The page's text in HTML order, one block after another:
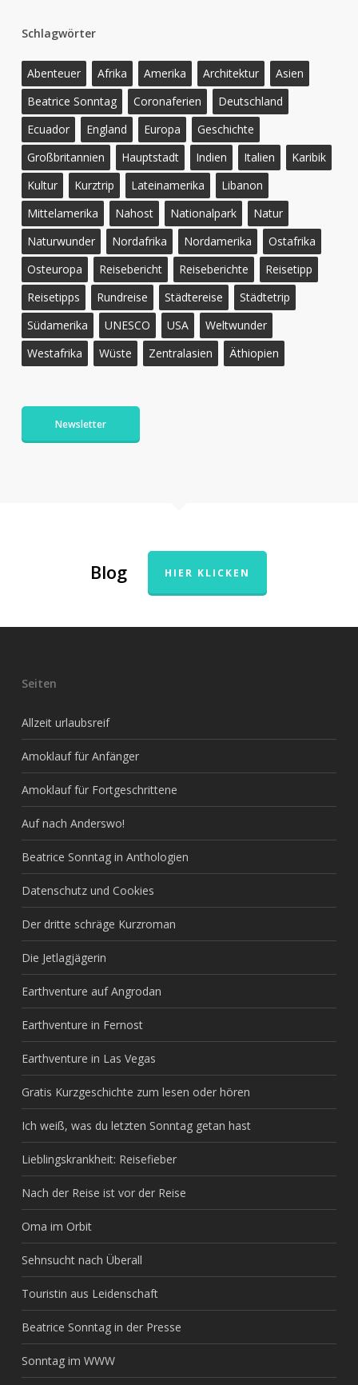
Schlagwörter
Abenteuer Afrika Amerika Architektur
Asien
Beatrice Sonntag
Coronaferien
Deutschland
Ecuador
England Europa
Geschichte
Großbritannien
Hauptstadt Indien Italien
Karibik
Kultur
Kurztrip Lateinamerika
Libanon
Mittelamerika
Nahost Nationalpark
Natur
Naturwunder
Nordafrika Nordamerika
Ostafrika
Osteuropa
Reisebericht Reiseberichte
Reisetipp
Reisetipps
Rundreise Städtereise
Städtetrip
Südamerika
UNESCO USA
Weltwunder
Westafrika
Wüste Zentralasien Äthiopien
Newsletter
Blog HIER KLICKEN
Seiten
Allzeit urlaubsreif
Amoklauf für Anfänger
Amoklauf für Fortgeschrittene
Auf nach Anderswo!
Beatrice Sonntag in Anthologien
Datenschutz und Cookies
Der dritte schräge Kurzroman
Die Jetlagjägerin
Earthventure auf Angrodan
Earthventure in Fernost
Earthventure in Las Vegas
Gratis Kurzgeschichte zum lesen oder hören
Ich weiß, was du letzten Sonntag getan hast
Lieblingskrankheit: Reisefieber
Nach der Reise ist vor der Reise
Oma im Orbit
Sehnsucht nach Überall
Touristin aus Leidenschaft
Beatrice Sonntag in der Presse
Sonntag im WWW